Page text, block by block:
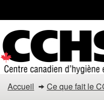
Conseil
Accueil Ce que fait le